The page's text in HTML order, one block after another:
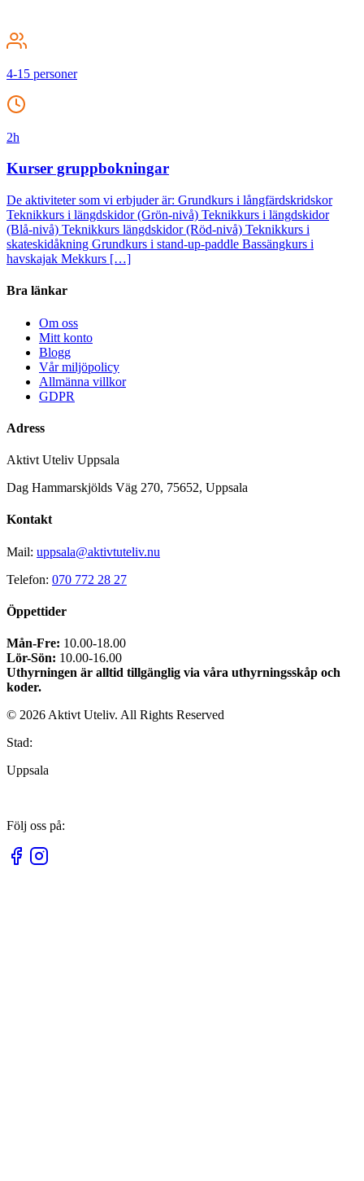
4-15 personer
2h
Kurser gruppbokningar
De aktiviteter som vi erbjuder är: Grundkurs i långfärdskridskor
Teknikkurs i längdskidor (Grön-nivå) Teknikkurs i längdskidor
(Blå-nivå) Teknikkurs längdskidor (Röd-nivå) Teknikkurs i
skateskidåkning Grundkurs i stand-up-paddle Bassängkurs i
havskajak Mekkurs […]
Bra länkar
Om oss
Mitt konto
Blogg
Vår miljöpolicy
Allmänna villkor
GDPR
Adress
Aktivt Uteliv Uppsala
Dag Hammarskjölds Väg 270, 75652, Uppsala
Kontakt
Mail: uppsala@aktivtuteliv.nu
Telefon: 070 772 28 27
Öppettider
Mån-Fre: 10.00-18.00
Lör-Sön: 10.00-16.00
Uthyrningen är alltid tillgänglig via våra uthyrningsskåp och
koder.
© 2026 Aktivt Uteliv. All Rights Reserved
Stad:
Uppsala
Följ oss på: